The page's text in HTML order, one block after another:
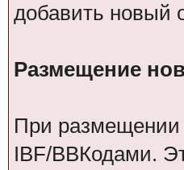
добавить новый
Размещение
При размещении
IBF/BBКодами.